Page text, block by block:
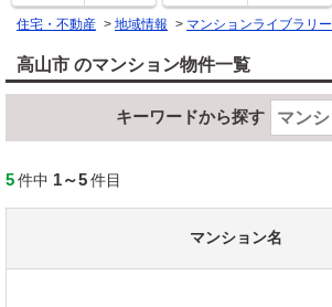
住宅・不動産 > 地域情報 > マンションライブラリー
高山市 のマンション物件一覧
キーワードから探す
5件中 1～5件目
マンション名